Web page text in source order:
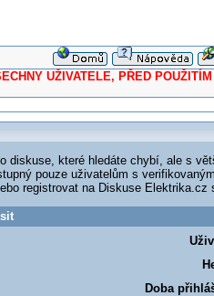
UŽIVATELE, PŘED POUŽITÍM
diskuse, které hledáte chybí, ale s
pouze uživatelům s
registrovat na Diskuse Elektrika.cz
Doba